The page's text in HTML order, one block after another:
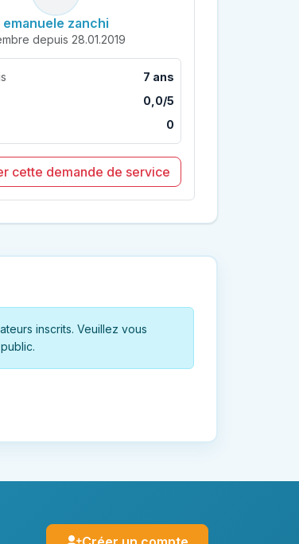
emanuele zanchi
depuis 28.01.2019
7 ans
0,0/5
0
cette demande de service
inscrits. Veuillez vous